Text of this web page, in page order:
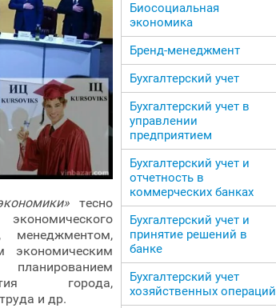
тесно
менеджментом,
экономическим
планированием
города,
и др.
Биосоциальная
экономика
Бренд-менеджмент
Бухгалтерский учет
Бухгалтерский учет в
управлении
предприятием
Бухгалтерский учет и
отчетность в
коммерческих банках
Бухгалтерский учет и
принятие решений в
банке
Бухгалтерский учет
хозяйственных операций